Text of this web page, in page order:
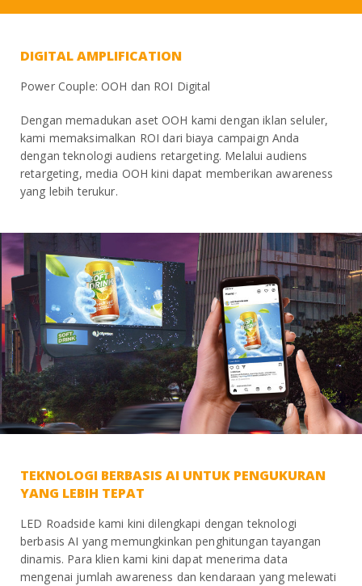
DIGITAL AMPLIFICATION
Power Couple: OOH dan ROI Digital
Dengan memadukan aset OOH kami dengan iklan seluler,
kami memaksimalkan ROI dari biaya campaign Anda
dengan teknologi audiens retargeting. Melalui audiens
retargeting, media OOH kini dapat memberikan awareness
yang lebih terukur.
TEKNOLOGI BERBASIS AI UNTUK PENGUKURAN
YANG LEBIH TEPAT
LED Roadside kami kini dilengkapi dengan teknologi
berbasis AI yang memungkinkan penghitungan tayangan
dinamis. Para klien kami kini dapat menerima data
mengenai jumlah awareness dan kendaraan yang melewati